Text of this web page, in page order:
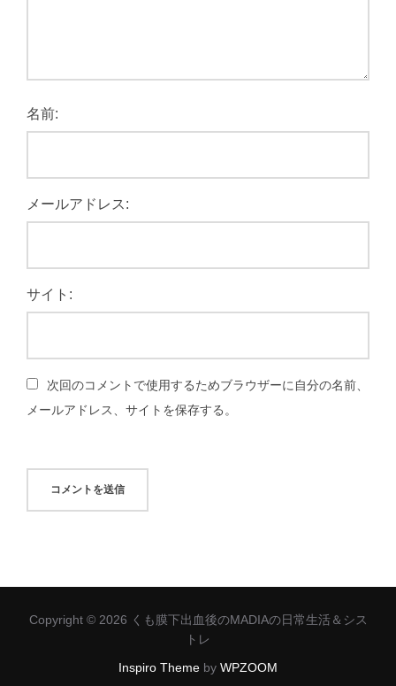
名前:
メールアドレス:
サイト:
次回のコメントで使用するためブラウザーに自分の名前、
メールアドレス、サイトを保存する。
Copyright © 2026 くも膜下出血後のMADIAの日常生活＆シス
トレ
Inspiro Theme by WPZOOM